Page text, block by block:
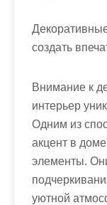
создать
Внимание к
интерьер
Одним из
акцент в
элементы.
уютной